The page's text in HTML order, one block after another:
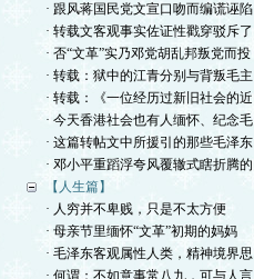
· 跟风蒋国民党文宣口吻而编谎诬陷
· 转载文客观事实佐证性戳穿驳斥了
· 否“文革”实乃邓党胡乱邦叛党而投
· 转载：狱中的江青分别与背叛毛主
· 转载：《一位经历过新旧社会的近
· 今天香港社会也有人缅怀、纪念毛
· 这篇转帖文中所援引的那些毛泽东
· 邓小平重蹈浮夸风覆辙式瞎折腾的
【人生篇】
· 人穷并不卑贱，只是不太方便
· 母亲节里缅怀“文革”初期的妈妈
· 毛泽东客观属性人类，精神境界思
· 何谓：不如意事常八九，可与人言